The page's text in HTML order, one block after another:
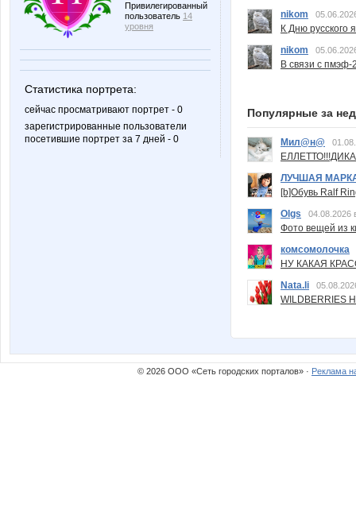
Привилегированный
пользователь 14
уровня
Статистика портрета:
сейчас просматривают портрет - 0
зарегистрированные пользователи
посетившие портрет за 7 дней - 0
nikom
К Дню русского
nikom
В связи с пмэф-
Популярные за
Мил@н@
ЛУЧШАЯ
[b]Обувь Ralf
Olgs
04.08.2026
Фото вещей из
комсомолочка
НУ КАКАЯ
Nata.li
© 2026 ООО «Сеть городских порталов» · Реклама